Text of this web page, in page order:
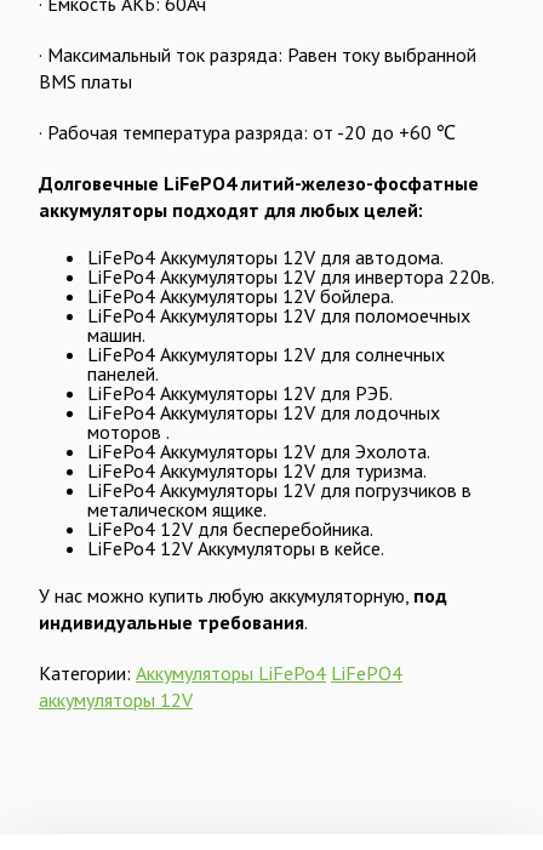
· Максимальный ток разряда: Равен току выбранной
BMS платы
· Рабочая температура разряда: от -20 до +60 ℃
Долговечные LiFePO4 литий-железо-фосфатные
аккумуляторы подходят для любых целей:
LiFePo4 Аккумуляторы 12V для автодома.
LiFePo4 Аккумуляторы 12V для инвертора 220в.
LiFePo4 Аккумуляторы 12V бойлера.
LiFePo4 Аккумуляторы 12V для поломоечных
машин.
LiFePo4 Аккумуляторы 12V для солнечных
панелей.
LiFePo4 Аккумуляторы 12V для РЭБ.
LiFePo4 Аккумуляторы 12V для лодочных
моторов .
LiFePo4 Аккумуляторы 12V для Эхолота.
LiFePo4 Аккумуляторы 12V для туризма.
LiFePo4 Аккумуляторы 12V для погрузчиков в
металическом ящике.
LiFePo4 12V для бесперебойника.
LiFePo4 12V Аккумуляторы в кейсе.
У нас можно купить любую аккумуляторную, под
индивидуальные требования.
Категории: Аккумуляторы LiFePo4 LiFePO4
аккумуляторы 12V